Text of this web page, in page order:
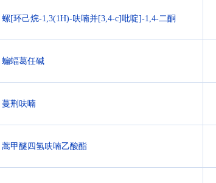
螺[环己烷-1,3(1H)-呋喃并[3,4-c]吡啶]-1,4-二酮
蝙蝠葛任碱
蔓荆呋喃
蒿甲醚四氢呋喃乙酸酯